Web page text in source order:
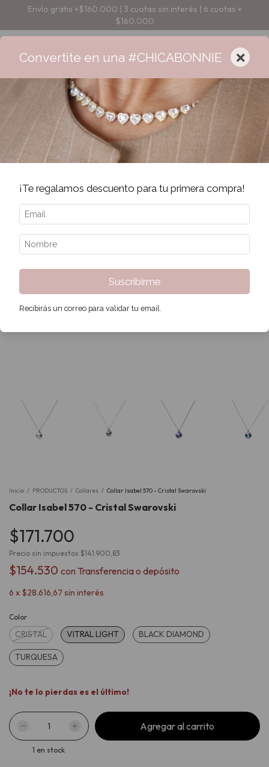
Envío gratis +$160.000 | 3 cuotas sin interés | 6 cuotas +
$160.000
Inicio / PRODUCTOS / Collares / Collar Isabel 570 - Cristal Swarovski
Collar Isabel 570 - Cristal Swarovski
$171.700
Precio sin impuestos $141.900,83
$154.530 con Transferencia o depósito
6 x $28.616,67 sin interés
Color
CRISTAL VITRAL LIGHT BLACK DIAMOND
TURQUESA
¡No te lo pierdas es el último!
1 en stock
Convertite en una #CHICABONNIE ×
¡Te regalamos descuento para tu primera compra!
Suscribirme
Recibirás un correo para validar tu email.